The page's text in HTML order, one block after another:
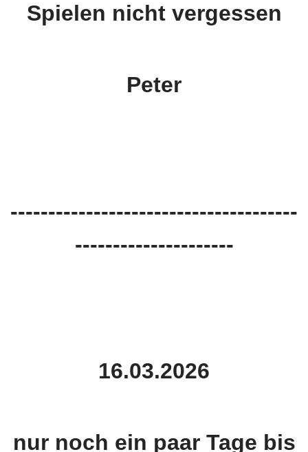
Spielen nicht vergessen
Peter
--------------------------------------
---------------------
16.03.2026
nur noch ein paar Tage bis